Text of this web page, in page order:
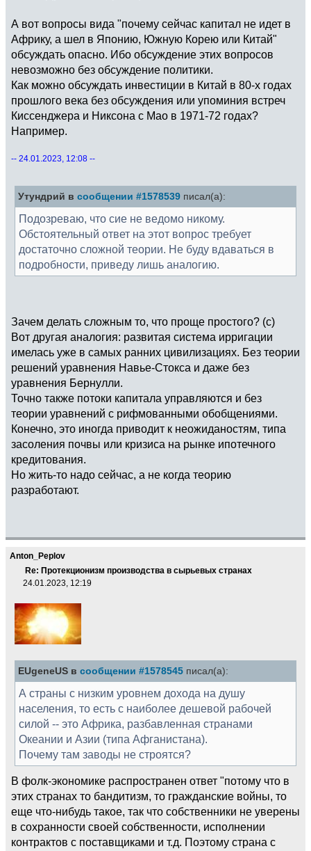
А вот вопросы вида "почему сейчас капитал не идет в
Африку, а шел в Японию, Южную Корею или Китай"
обсуждать опасно. Ибо обсуждение этих вопросов
невозможно без обсуждение политики.
Как можно обсуждать инвестиции в Китай в 80-х годах
прошлого века без обсуждения или упоминия встреч
Киссенджера и Никсона с Мао в 1971-72 годах?
Например.
-- 24.01.2023, 12:08 --
Утундрий в сообщении #1578539 писал(а):
Подозреваю, что сие не ведомо никому.
Обстоятельный ответ на этот вопрос требует
достаточно сложной теории. Не буду вдаваться в
подробности, приведу лишь аналогию.
Зачем делать сложным то, что проще простого? (с)
Вот другая аналогия: развитая система ирригации
имелась уже в самых ранних цивилизациях. Без теории
решений уравнения Навье-Стокса и даже без
уравнения Бернулли.
Точно также потоки капитала управляются и без
теории уравнений с рифмованными обобщениями.
Конечно, это иногда приводит к неожиданостям, типа
засоления почвы или кризиса на рынке ипотечного
кредитования.
Но жить-то надо сейчас, а не когда теорию
разработают.
Anton_Peplov
Re: Протекционизм производства в сырьевых странах
24.01.2023, 12:19
EUgeneUS в сообщении #1578545 писал(а):
А страны с низким уровнем дохода на душу
населения, то есть с наиболее дешевой рабочей
силой -- это Африка, разбавленная странами
Океании и Азии (типа Афганистана).
Почему там заводы не строятся?
В фолк-экономике распространен ответ "потому что в
этих странах то бандитизм, то гражданские войны, то
еще что-нибудь такое, так что собственники не уверены
в сохранности своей собственности, исполнении
контрактов с поставщиками и т.д. Поэтому страна с